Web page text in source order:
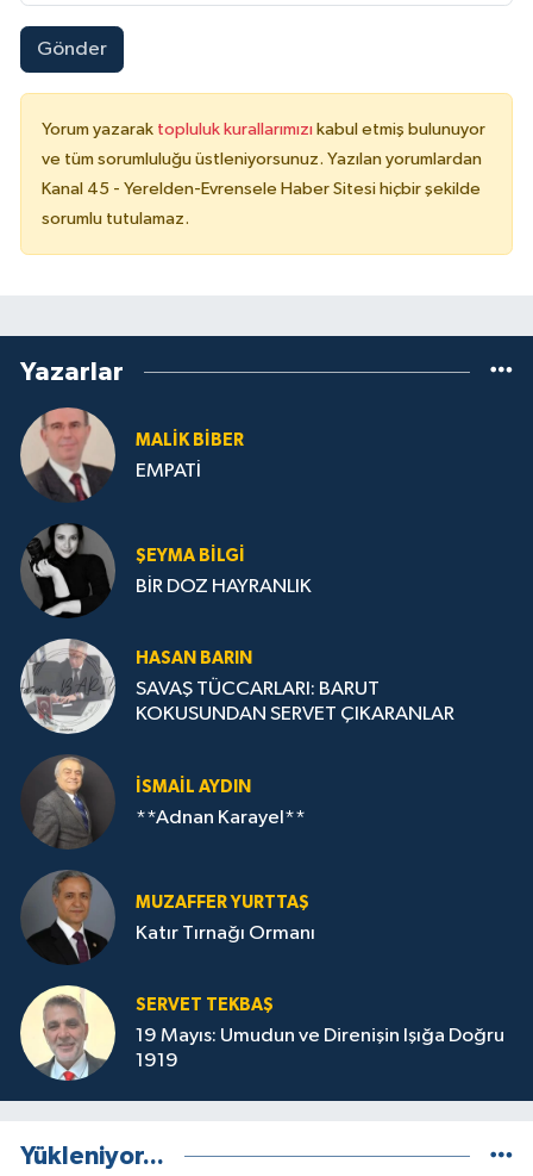
Gönder
Yorum yazarak topluluk kurallarımızı kabul etmiş bulunuyor
ve tüm sorumluluğu üstleniyorsunuz. Yazılan yorumlardan
Kanal 45 - Yerelden-Evrensele Haber Sitesi hiçbir şekilde
sorumlu tutulamaz.
Yazarlar
MALIK BİBER
EMPATİ
ŞEYMA BILGI
BİR DOZ HAYRANLIK
HASAN BARIN
SAVAŞ TÜCCARLARI: BARUT
KOKUSUNDAN SERVET ÇIKARANLAR
İSMAIL AYDIN
**Adnan Karayel**
MUZAFFER YURTTAŞ
Katır Tırnağı Ormanı
SERVET TEKBAŞ
19 Mayıs: Umudun ve Direnişin Işığa Doğru
1919
Yükleniyor...